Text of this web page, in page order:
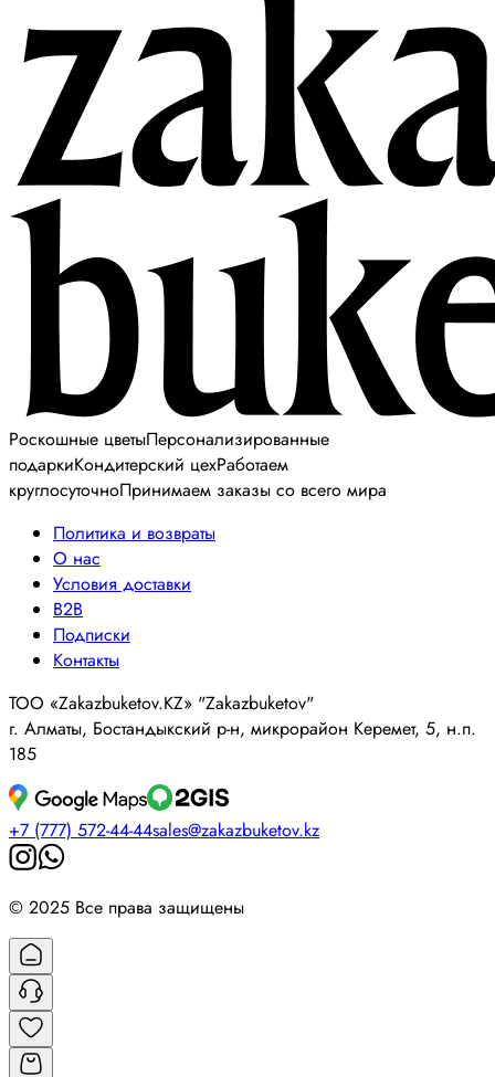
Роскошные цветыПерсонализированные
подаркиКондитерский цехРаботаем
круглосуточноПринимаем заказы со всего мира
Политика и возвраты
О нас
Условия доставки
B2B
Подписки
Контакты
ТОО «Zakazbuketov.KZ» "Zakazbuketov"
г. Алматы, Бостандыкский р-н, микрорайон Керемет, 5, н.п.
185
+7 (777) 572-44-44sales@zakazbuketov.kz
© 2025 Все права защищены